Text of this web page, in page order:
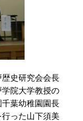
史研究会会長
院大学教授の
葉幼稚園園長
った山下須美